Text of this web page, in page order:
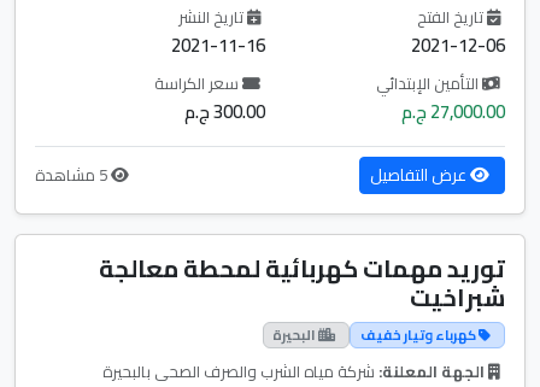
تاريخ الفتح
2021-12-06
تاريخ النشر
2021-11-16
التأمين الإبتدائي
27,000.00 ج.م
سعر الكراسة
300.00 ج.م
عرض التفاصيل
توريد مهمات كهربائية لمحطة معالجة
شبراخيت
كهرباء وتيار خفيف البحيرة
الجهة المعلنة: شركة مياه الشرب والصرف الصحى بالبحيرة